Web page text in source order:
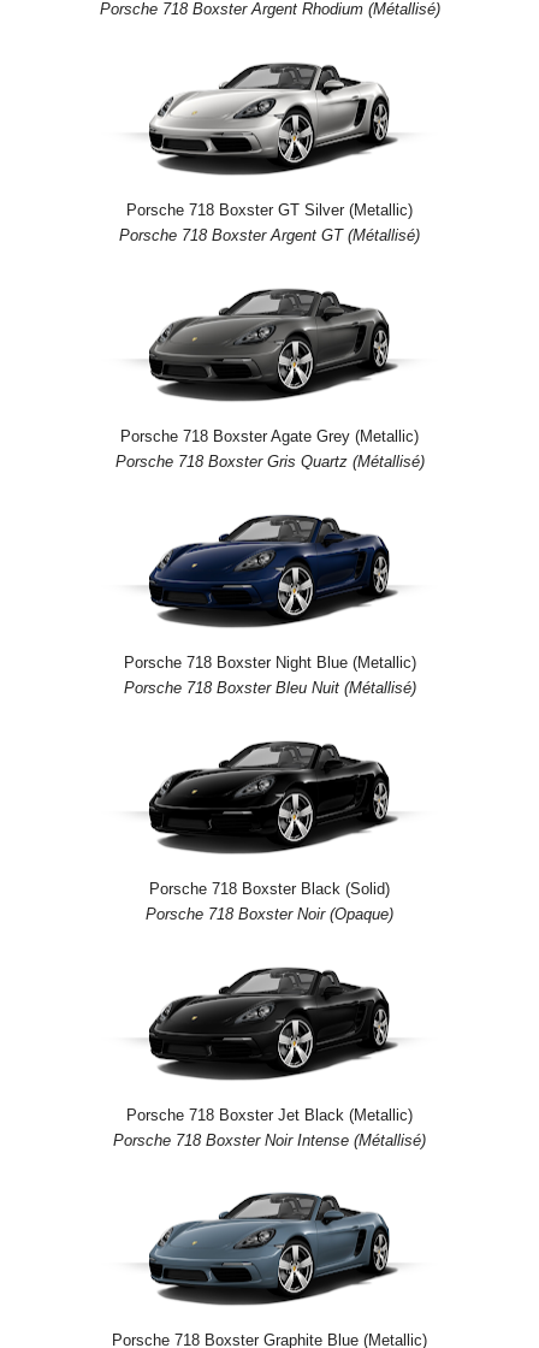
Porsche 718 Boxster Argent Rhodium (Métallisé)
Porsche 718 Boxster GT Silver (Metallic)
Porsche 718 Boxster Argent GT (Métallisé)
Porsche 718 Boxster Agate Grey (Metallic)
Porsche 718 Boxster Gris Quartz (Métallisé)
Porsche 718 Boxster Night Blue (Metallic)
Porsche 718 Boxster Bleu Nuit (Métallisé)
Porsche 718 Boxster Black (Solid)
Porsche 718 Boxster Noir (Opaque)
Porsche 718 Boxster Jet Black (Metallic)
Porsche 718 Boxster Noir Intense (Métallisé)
Porsche 718 Boxster Graphite Blue (Metallic)